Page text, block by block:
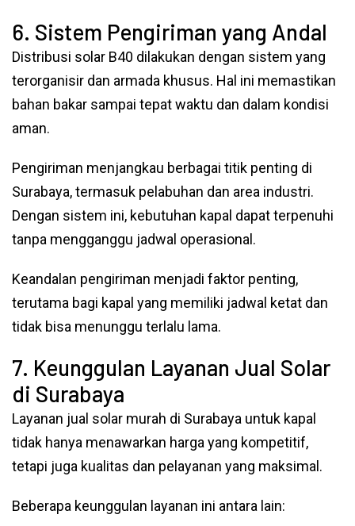
6. Sistem Pengiriman yang Andal
Distribusi solar B40 dilakukan dengan sistem yang
terorganisir dan armada khusus. Hal ini memastikan
bahan bakar sampai tepat waktu dan dalam kondisi
aman.
Pengiriman menjangkau berbagai titik penting di
Surabaya, termasuk pelabuhan dan area industri.
Dengan sistem ini, kebutuhan kapal dapat terpenuhi
tanpa mengganggu jadwal operasional.
Keandalan pengiriman menjadi faktor penting,
terutama bagi kapal yang memiliki jadwal ketat dan
tidak bisa menunggu terlalu lama.
7. Keunggulan Layanan Jual Solar
di Surabaya
Layanan jual solar murah di Surabaya untuk kapal
tidak hanya menawarkan harga yang kompetitif,
tetapi juga kualitas dan pelayanan yang maksimal.
Beberapa keunggulan layanan ini antara lain: